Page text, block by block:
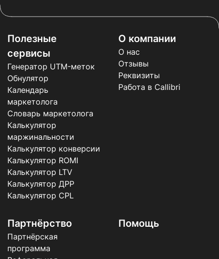
Полезные
сервисы
Генератор UTM-меток
Обнулятор
Календарь
маркетолога
Словарь маркетолога
Калькулятор
маржинальности
Калькулятор конверсии
Калькулятор ROMI
Калькулятор LTV
Калькулятор ДРР
Калькулятор CPL
Помощь
О компании
О нас
Отзывы
Реквизиты
Работа в Callibri
Партнёрство
Партнёрская
программа